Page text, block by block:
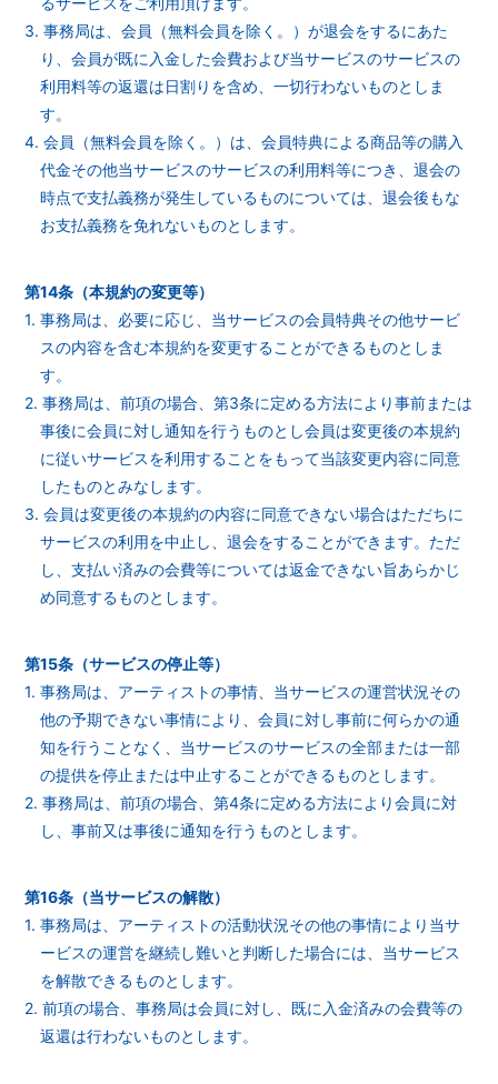
3. 事務局は、会員（無料会員を除く。）が退会をするにあた
り、会員が既に入金した会費および当サービスのサービスの
利用料等の返還は日割りを含め、一切行わないものとしま
す。
4. 会員（無料会員を除く。）は、会員特典による商品等の購入
代金その他当サービスのサービスの利用料等につき、退会の
時点で支払義務が発生しているものについては、退会後もな
お支払義務を免れないものとします。
第14条（本規約の変更等）
1. 事務局は、必要に応じ、当サービスの会員特典その他サービ
スの内容を含む本規約を変更することができるものとしま
す。
2. 事務局は、前項の場合、第3条に定める方法により事前または
事後に会員に対し通知を行うものとし会員は変更後の本規約
に従いサービスを利用することをもって当該変更内容に同意
したものとみなします。
3. 会員は変更後の本規約の内容に同意できない場合はただちに
サービスの利用を中止し、退会をすることができます。ただ
し、支払い済みの会費等については返金できない旨あらかじ
め同意するものとします。
第15条（サービスの停止等）
1. 事務局は、アーティストの事情、当サービスの運営状況その
他の予期できない事情により、会員に対し事前に何らかの通
知を行うことなく、当サービスのサービスの全部または一部
の提供を停止または中止することができるものとします。
2. 事務局は、前項の場合、第4条に定める方法により会員に対
し、事前又は事後に通知を行うものとします。
第16条（当サービスの解散）
1. 事務局は、アーティストの活動状況その他の事情により当サ
ービスの運営を継続し難いと判断した場合には、当サービス
を解散できるものとします。
2. 前項の場合、事務局は会員に対し、既に入金済みの会費等の
返還は行わないものとします。